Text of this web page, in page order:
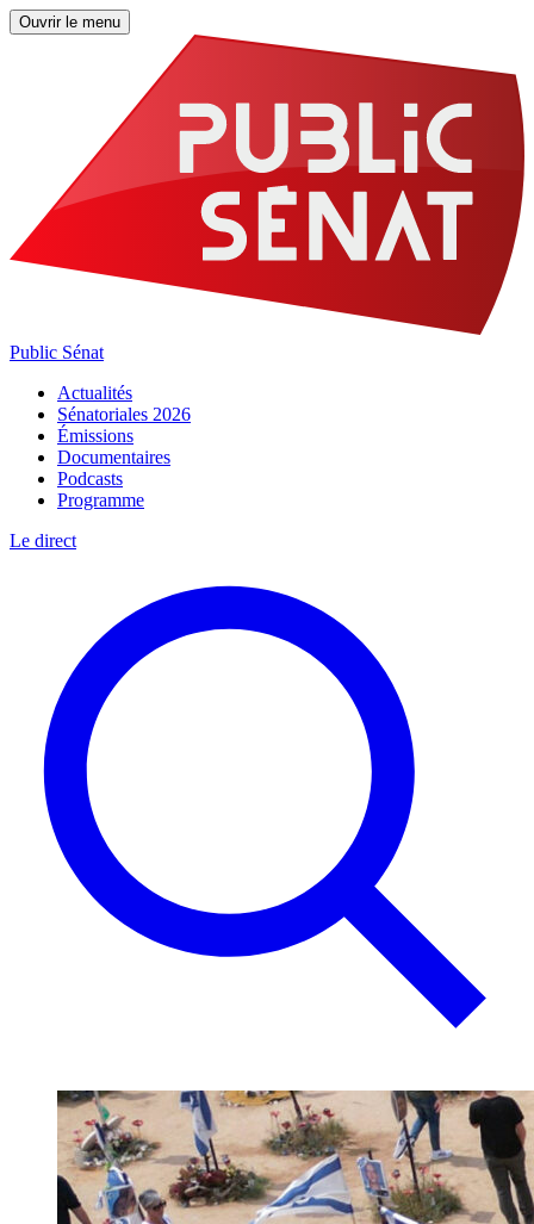
Ouvrir le menu
Public Sénat
Actualités
Sénatoriales 2026
Émissions
Documentaires
Podcasts
Programme
Le direct